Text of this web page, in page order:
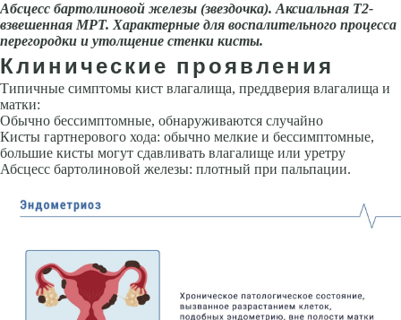
Абсцесс бартолиновой железы (звездочка). Аксиальная Т2-
взвешенная МРТ. Характерные для воспалительного процесса
перегородки и утолщение стенки кисты.
Клинические проявления
Типичные симптомы кист влагалища, преддверия влагалища и
матки:
Обычно бессимптомные, обнаруживаются случайно
Кисты гартнерового хода: обычно мелкие и бессимптомные,
большие кисты могут сдавливать влагалище или уретру
Абсцесс бартолиновой железы: плотный при пальпации.